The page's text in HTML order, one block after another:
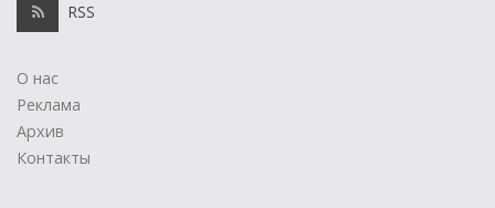
RSS
О нас
Реклама
Архив
Контакты